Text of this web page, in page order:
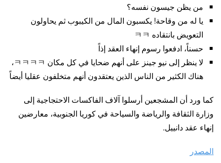
من يظن جيسون نفسه؟
يا له من وقاحة! يكسبون المال من الكيبوب ثم يحاولون
التعويض بانتقاده ㅋㅋ
حسناً، ادفعوا رسوم إنهاء العقد إذاً
لا ينظر إلى نيو جينز على أنهم ضحايا في كل مكان ㅋㅋㅋㅋ،
هناك الكثير من الناس الذين يعتقدون أنهم متخلفون عقليا أيضاً
كما ورد أن المشجعين أرسلوا آلاف الفاكسات الاحتجاجية إلى
وزارة الثقافة والرياضة والسياحة في كوريا الجنوبية، معارضين
إنهاء عقد دانييل.
المصدر